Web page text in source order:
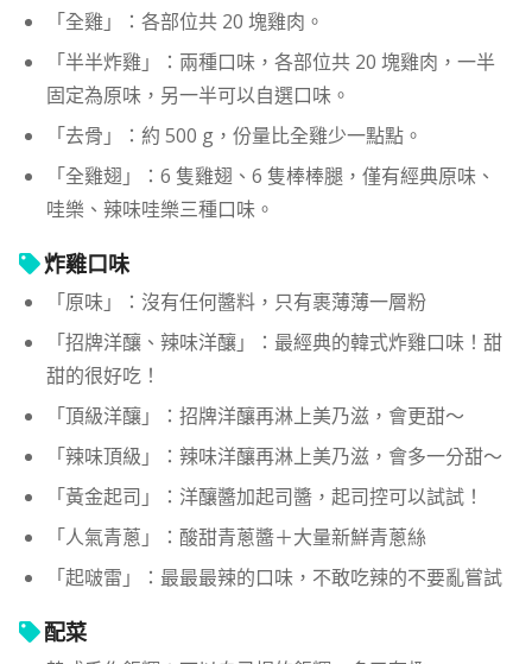
「全雞」：各部位共 20 塊雞肉。
「半半炸雞」：兩種口味，各部位共 20 塊雞肉，一半
固定為原味，另一半可以自選口味。
「去骨」：約 500 g，份量比全雞少一點點。
「全雞翅」：6 隻雞翅、6 隻棒棒腿，僅有經典原味、
哇樂、辣味哇樂三種口味。
炸雞口味
「原味」：沒有任何醬料，只有裹薄薄一層粉
「招牌洋釀、辣味洋釀」：最經典的韓式炸雞口味！甜
甜的很好吃！
「頂級洋釀」：招牌洋釀再淋上美乃滋，會更甜～
「辣味頂級」：辣味洋釀再淋上美乃滋，會多一分甜～
「黃金起司」：洋釀醬加起司醬，起司控可以試試！
「人氣青蔥」：酸甜青蔥醬＋大量新鮮青蔥絲
「起啵雷」：最最最辣的口味，不敢吃辣的不要亂嘗試
配菜